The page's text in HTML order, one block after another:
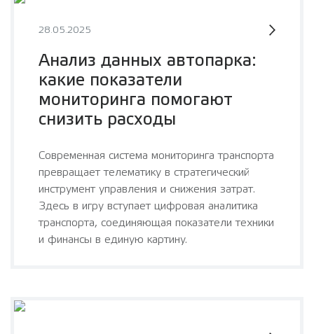
28.05.2025
Анализ данных автопарка:
какие показатели
мониторинга помогают
снизить расходы
Современная система мониторинга транспорта
превращает телематику в стратегический
инструмент управления и снижения затрат.
Здесь в игру вступает цифровая аналитика
транспорта, соединяющая показатели техники
и финансы в единую картину.